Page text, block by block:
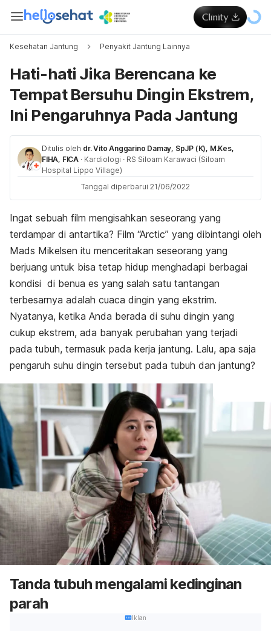
Kesehatan Jantung Penyakit Jantung Lainnya
Hati-hati Jika Berencana ke
Tempat Bersuhu Dingin Ekstrem,
Ini Pengaruhnya Pada Jantung
Ditulis oleh dr. Vito Anggarino Damay, SpJP (K), M.Kes,
FIHA, FICA · Kardiologi · RS Siloam Karawaci (Siloam
Hospital Lippo Village)
Tanggal diperbarui 21/06/2022
Ingat sebuah film mengisahkan seseorang yang
terdampar di antartika? Film “Arctic” yang dibintangi oleh
Mads Mikelsen itu menceritakan seseorang yang
berjuang untuk bisa tetap hidup menghadapi berbagai
kondisi di benua es yang salah satu tantangan
terbesarnya adalah cuaca dingin yang ekstrim.
Nyatanya, ketika Anda berada di suhu dingin yang
cukup ekstrem, ada banyak perubahan yang terjadi
pada tubuh, termasuk pada kerja jantung. Lalu, apa saja
pengaruh suhu dingin tersebut pada tubuh dan jantung?
Tanda tubuh mengalami kedinginan
parah
Iklan